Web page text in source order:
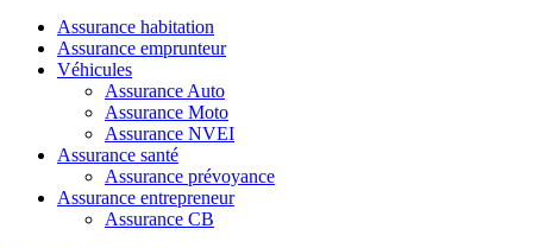
Assurance habitation
Assurance emprunteur
Véhicules
Assurance Auto
Assurance Moto
Assurance NVEI
Assurance santé
Assurance prévoyance
Assurance entrepreneur
Assurance CB